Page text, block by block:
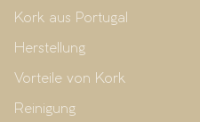
Kork aus Portugal
Herstellung
Vorteile von Kork
Reinigung